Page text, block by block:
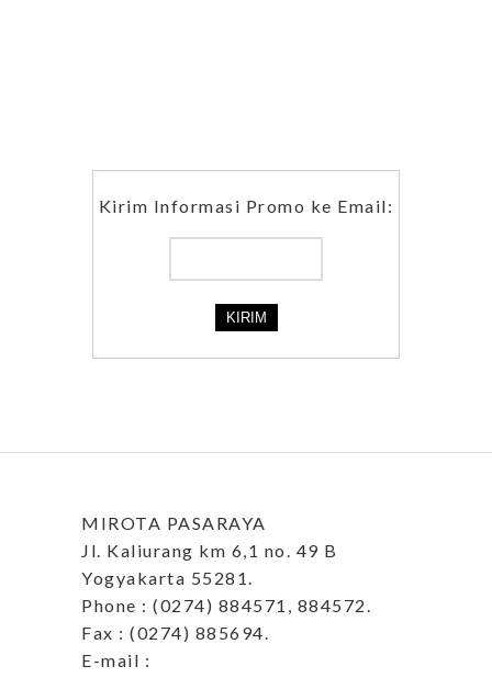
Kirim Informasi Promo ke Email:
MIROTA PASARAYA
Jl. Kaliurang km 6,1 no. 49 B
Yogyakarta 55281.
Phone : (0274) 884571, 884572.
Fax : (0274) 885694.
E-mail :